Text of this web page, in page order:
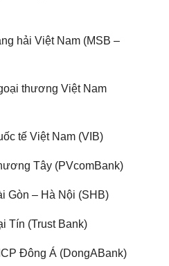
hải Việt Nam (MSB –
thương Việt Nam
tế Việt Nam (VIB)
Tây (PVcomBank)
Gòn – Hà Nội (SHB)
Tín (Trust Bank)
Đông Á (DongABank)